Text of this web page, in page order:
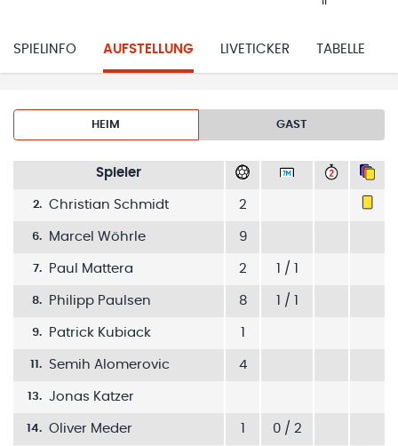
SPIELINFO AUFSTELLUNG LIVETICKER TABELLE
HEIM GAST
Spieler
2. Christian Schmidt 2
6. Marcel Wöhrle 9
7. Paul Mattera 2 1 / 1
8. Philipp Paulsen 8 1 / 1
9. Patrick Kubiack
11. Semih Alomerovic 4
13. Jonas Katzer
14. Oliver Meder 0 / 2